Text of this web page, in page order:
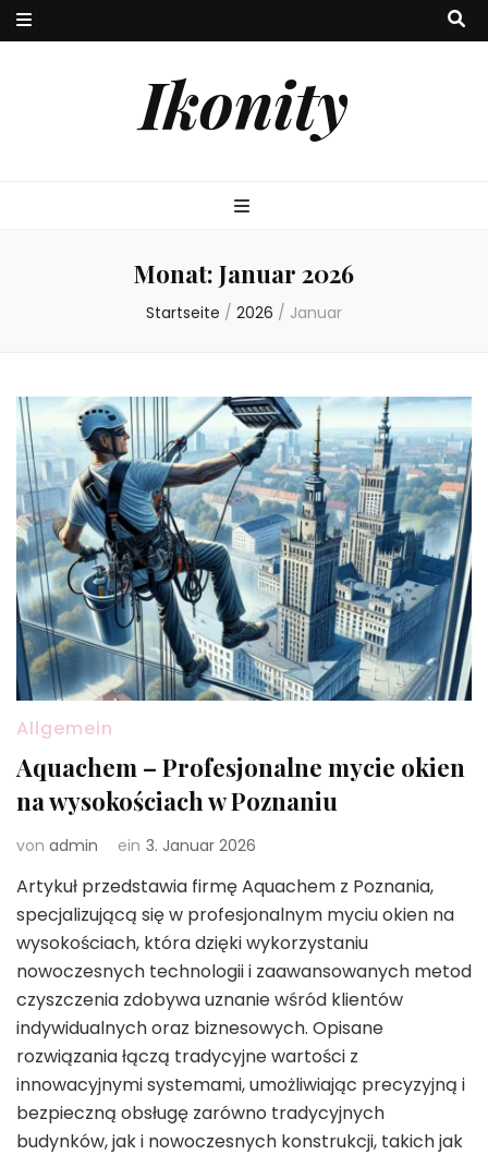
Ikonity
Monat: Januar 2026
Startseite / 2026 / Januar
Allgemein
Aquachem – Profesjonalne mycie okien
na wysokościach w Poznaniu
von admin ein 3. Januar 2026
Artykuł przedstawia firmę Aquachem z Poznania,
specjalizującą się w profesjonalnym myciu okien na
wysokościach, która dzięki wykorzystaniu
nowoczesnych technologii i zaawansowanych metod
czyszczenia zdobywa uznanie wśród klientów
indywidualnych oraz biznesowych. Opisane
rozwiązania łączą tradycyjne wartości z
innowacyjnymi systemami, umożliwiając precyzyjną i
bezpieczną obsługę zarówno tradycyjnych
budynków, jak i nowoczesnych konstrukcji, takich jak